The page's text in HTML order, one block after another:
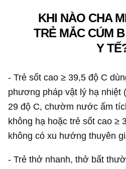
KHI NÀO CHA
TRẺ MẮC CÚM
Y
- Trẻ sốt cao ≥ 39,5 độ C
phương pháp vật lý hạ nhiệt
29 độ C, chườm nước ấm
không hạ hoặc trẻ sốt cao ≥
không có xu hướng thuyên
- Trẻ thở nhanh, thở bất